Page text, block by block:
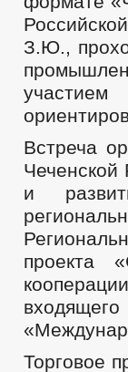
З.Ю.,
Встреча
Чеченской
и
проекта
Торговое